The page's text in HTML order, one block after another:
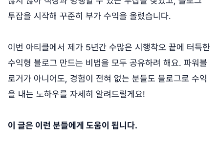
투잡을 시작해 꾸준히 부가 수익을 올렸습니다.
이번 아티클에서 제가 5년간 수많은 시행착오 끝에 터득한
수익형 블로그 만드는 비법을 모두 공유하려 해요. 파워블
로거가 아니어도, 경험이 전혀 없는 분들도 블로그로 수익
을 내는 노하우를 자세히 알려드릴게요!
이 글은 이런 분들에게 도움이 됩니다.